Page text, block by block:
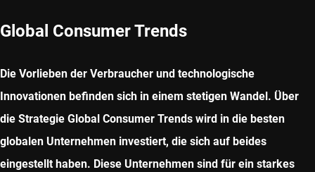
Global Consumer Trends
Die Vorlieben der Verbraucher und technologische
Innovationen befinden sich in einem stetigen Wandel. Über
die Strategie Global Consumer Trends wird in die besten
globalen Unternehmen investiert, die sich auf beides
eingestellt haben. Diese Unternehmen sind für ein starkes